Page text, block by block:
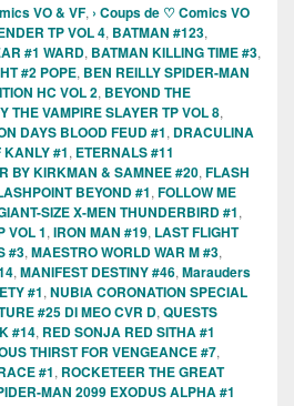
VO & VF, › Coups de ♡ Comics VO
TP VOL 4, BATMAN #123,
#1 WARD, BATMAN KILLING TIME #3,
#2 POPE, BEN REILLY SPIDER-MAN
HC VOL 2, BEYOND THE
THE VAMPIRE SLAYER TP VOL 8,
DAYS BLOOD FEUD #1, DRACULINA
KANLY #1, ETERNALS #11
BY KIRKMAN & SAMNEE #20, FLASH
BEYOND #1, FOLLOW ME
SIZE X-MEN THUNDERBIRD #1,
VOL 1, IRON MAN #19, LAST FLIGHT
#3, MAESTRO WORLD WAR M #3,
, MANIFEST DESTINY #46, Marauders
#1, NUBIA CORONATION SPECIAL
#25 DI MEO CVR D, QUESTS
#14, RED SONJA RED SITHA #1
THIRST FOR VENGEANCE #7,
#1, ROCKETEER THE GREAT
MAN 2099 EXODUS ALPHA #1